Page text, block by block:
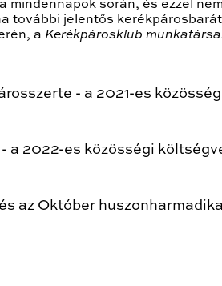
során, és ezzel
további jelentős
a Kerékpárosklub
- a 2021-es
- a 2022-es közösségi
az Október